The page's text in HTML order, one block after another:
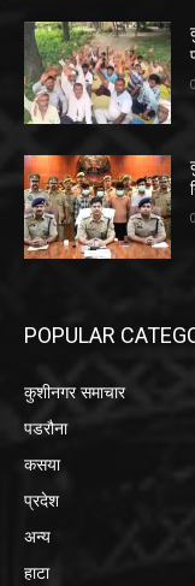
POPULAR
कुशीनगर समाचार
पडरौना
कसया
प्रदेश
अन्य
हाटा